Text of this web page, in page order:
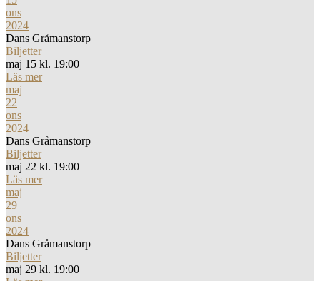
ons
2024
Dans Gråmanstorp
Biljetter
maj 15 kl. 19:00
Läs mer
maj
22
ons
2024
Dans Gråmanstorp
Biljetter
maj 22 kl. 19:00
Läs mer
maj
29
ons
2024
Dans Gråmanstorp
Biljetter
maj 29 kl. 19:00